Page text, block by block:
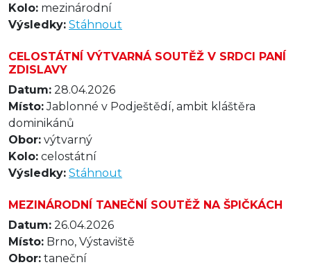
Kolo: mezinárodní
Výsledky: Stáhnout
CELOSTÁTNÍ VÝTVARNÁ SOUTĚŽ V SRDCI PANÍ
ZDISLAVY
Datum: 28.04.2026
Místo:Jablonné v Podještědí, ambit kláštěra
dominikánů
Obor: výtvarný
Kolo: celostátní
Výsledky: Stáhnout
MEZINÁRODNÍ TANEČNÍ SOUTĚŽ NA ŠPIČKÁCH
Datum: 26.04.2026
Místo: Brno, Výstaviště
Obor: taneční